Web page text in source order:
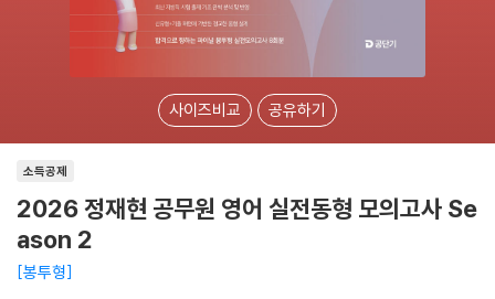
사이즈비교 공유하기
소득공제
2026 정재현 공무원 영어 실전동형 모의고사 Se
ason 2
봉투형